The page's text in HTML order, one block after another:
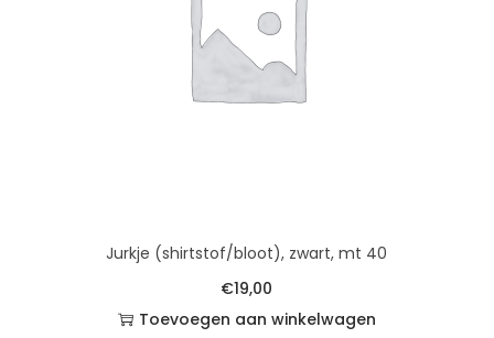
Jurkje (shirtstof/bloot), zwart, mt 40
€19,00
Toevoegen aan winkelwagen